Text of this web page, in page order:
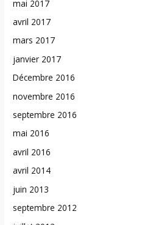
mai 2017
avril 2017
mars 2017
janvier 2017
Décembre 2016
novembre 2016
septembre 2016
mai 2016
avril 2016
avril 2014
juin 2013
septembre 2012